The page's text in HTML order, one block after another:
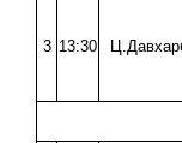
3 13:30